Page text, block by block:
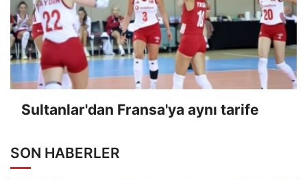
Sultanlar'dan Fransa'ya aynı tarife
SON HABERLER